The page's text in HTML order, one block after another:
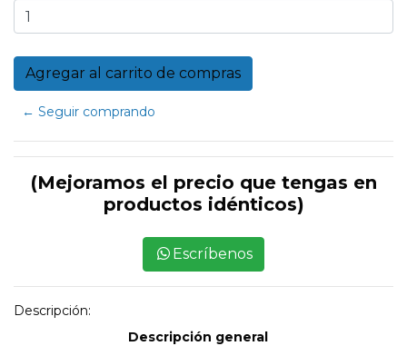
← Seguir comprando
(Mejoramos el precio que tengas en
productos idénticos)
Escríbenos
Descripción:
Descripción general